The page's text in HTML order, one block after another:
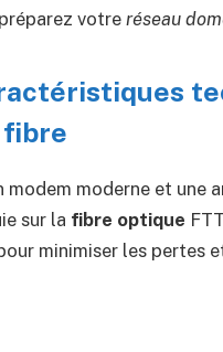
votre réseau
modem moderne et une
sur la fibre optique
minimiser les pertes